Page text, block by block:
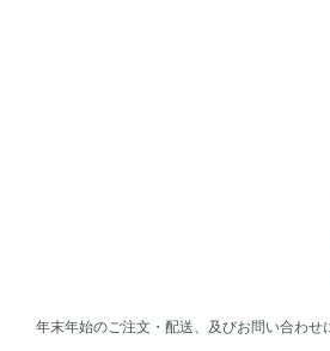
年末年始のご注文・配送、及びお問い合わせ